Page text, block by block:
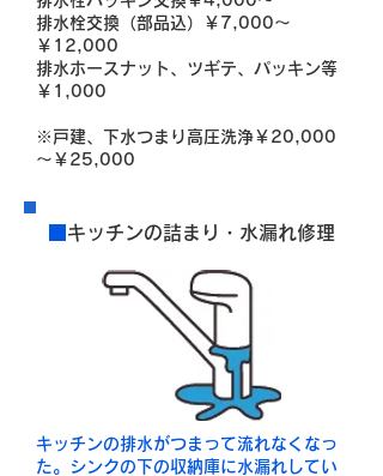
排水栓交換（部品込）￥7,000～
￥12,000
排水ホースナット、ツギテ、パッキン等
￥1,000
※戸建、下水つまり高圧洗浄￥20,000
～￥25,000
キッチンの詰まり・水漏れ修理
キッチンの排水がつまって流れなくなっ
た。シンクの下の収納庫に水漏れしてい